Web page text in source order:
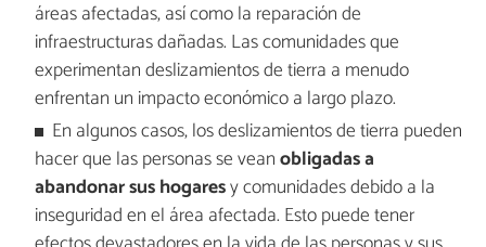
áreas afectadas, así como la reparación de
infraestructuras dañadas. Las comunidades que
experimentan deslizamientos de tierra a menudo
enfrentan un impacto económico a largo plazo.
En algunos casos, los deslizamientos de tierra pueden
hacer que las personas se veanobligadas a
abandonar sus hogaresy comunidades debido a la
inseguridad en el área afectada. Esto puede tener